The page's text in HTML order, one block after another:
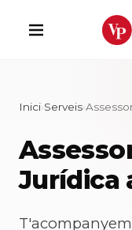
Inici›Serveis›
Jurídica